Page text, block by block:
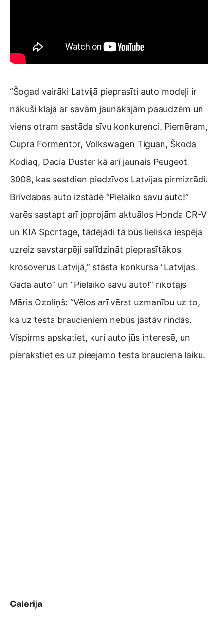
“Šogad vairāki Latvijā pieprasīti auto modeļi ir
nākuši klajā ar savām jaunākajām paaudzēm un
viens otram sastāda sīvu konkurenci. Piemēram,
Cupra Formentor, Volkswagen Tiguan, Škoda
Kodiaq, Dacia Duster kā arī jaunais Peugeot
3008, kas sestdien piedzīvos Latvijas pirmizrādi.
Brīvdabas auto izstādē “Pielaiko savu auto!”
varēs sastapt arī joprojām aktuālos Honda CR-V
un KIA Sportage, tādējādi tā būs lieliska iespēja
uzreiz savstarpēji salīdzināt pieprasītākos
krosoverus Latvijā,” stāsta konkursa “Latvijas
Gada auto” un “Pielaiko savu auto!” rīkotājs
Māris Ozoliņš: “Vēlos arī vērst uzmanību uz to,
ka uz testa braucieniem nebūs jāstāv rindās.
Vispirms apskatiet, kuri auto jūs interesē, un
pierakstieties uz pieejamo testa brauciena laiku.
Galerija